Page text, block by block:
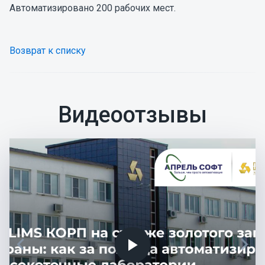
Автоматизировано 200 рабочих мест.
Возврат к списку
Видеоотзывы
chevron_left chevron_right